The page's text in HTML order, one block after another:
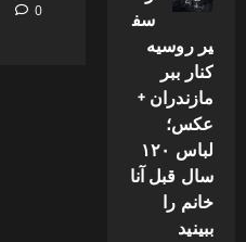
0
سف
یر روسیه
کنار ببر
مازندران +
عکس؛
لباس ۱۲۰
سال قبل آنا
خانم را
ببینید